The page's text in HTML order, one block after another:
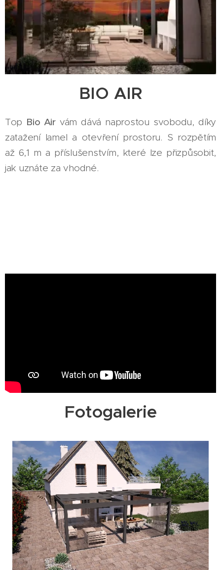
BIO AIR
Top Bio Airvám dává naprostou svobodu, díky
zatažení lamel a otevření prostoru. S rozpětím
až 6,1 m a příslušenstvím, které lze přizpůsobit,
jak uznáte za vhodné.
Fotogalerie